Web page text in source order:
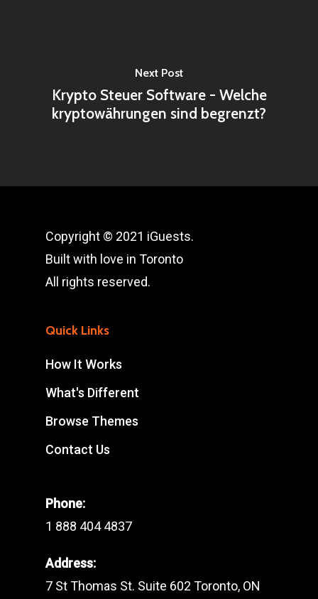
Next Post
Krypto Steuer Software - Welche
kryptowährungen sind begrenzt?
Copyright © 2021 iGuests.
Built with love in Toronto
All rights reserved.
Quick Links
How It Works
What's Different
Browse Themes
Contact Us
Phone:
1 888 404 4837
Address:
7 St Thomas St. Suite 602 Toronto, ON